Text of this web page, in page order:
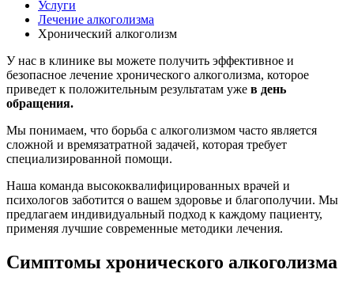
Услуги
Лечение алкоголизма
Хронический алкоголизм
У нас в клинике вы можете получить эффективное и
безопасное лечение хронического алкоголизма, которое
приведет к положительным результатам уже в день
обращения.
Мы понимаем, что борьба с алкоголизмом часто является
сложной и времязатратной задачей, которая требует
специализированной помощи.
Наша команда высококвалифицированных врачей и
психологов заботится о вашем здоровье и благополучии. Мы
предлагаем индивидуальный подход к каждому пациенту,
применяя лучшие современные методики лечения.
Симптомы хронического алкоголизма